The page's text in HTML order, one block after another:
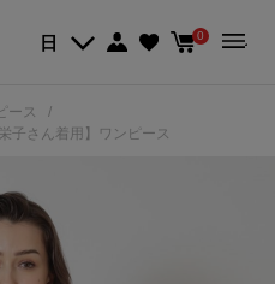
日 0
ース
子さん着用】ワンピース